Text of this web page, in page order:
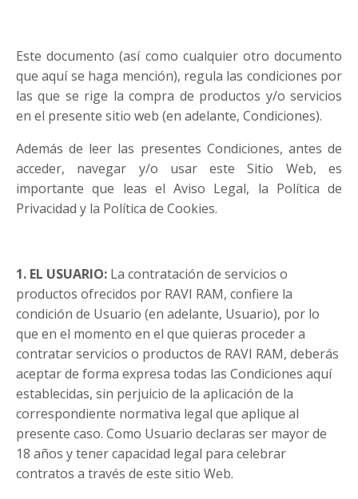
Este documento (así como cualquier otro documento
que aquí se haga mención), regula las condiciones por
las que se rige la compra de productos y/o servicios
en el presente sitio web (en adelante, Condiciones).
Además de leer las presentes Condiciones, antes de
acceder, navegar y/o usar este Sitio Web, es
importante que leas el Aviso Legal, la Política de
Privacidad y la Política de Cookies.
1. EL USUARIO: La contratación de servicios o
productos ofrecidos por RAVI RAM, confiere la
condición de Usuario (en adelante, Usuario), por lo
que en el momento en el que quieras proceder a
contratar servicios o productos de RAVI RAM, deberás
aceptar de forma expresa todas las Condiciones aquí
establecidas, sin perjuicio de la aplicación de la
correspondiente normativa legal que aplique al
presente caso. Como Usuario declaras ser mayor de
18 años y tener capacidad legal para celebrar
contratos a través de este sitio Web.